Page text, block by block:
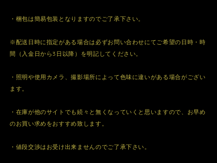
・梱包は簡易包装となりますのでご了承下さい。
※配送日時に指定がある場合は必ずお問い合わせにてご希望の日時・時
間（入金日から3日以降）を明記してください。
・照明や使用カメラ、撮影場所によって色味に違いがある場合がござい
ます。
・在庫が他のサイトでも続々と無くなっていくと思いますので、お早め
のお買い求めをおすすめ致します。
・値段交渉はお受け出来ませんのでご了承下さい。